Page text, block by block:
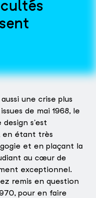
une crise plus
de mai 1968, le
s’est
en étant très
et en plaçant la
au cœur de
exceptionnel.
remis en question
pour en faire